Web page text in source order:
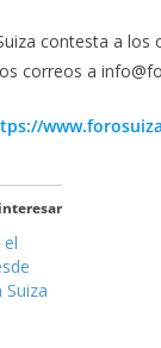
contesta a los
correos a
Suiza